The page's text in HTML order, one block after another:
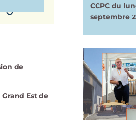
de
Grand Est de
CCPC du
septembre